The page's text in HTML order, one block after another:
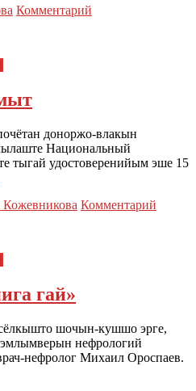
Комментарий
доноржо-влакын
Национальный
тыгай удостоверенийым эше 15
Кожевникова Комментарий
гай»
шочын-кушшо эрге,
нефрологий
нефролог Михаил Ороспаев.